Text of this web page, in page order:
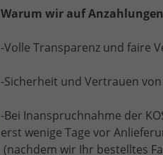
Highlights des Ford
Platz für bis zu 8–9
Flexible
Ideal für Shuttle,
Effiziente
Warum wir auf
-Volle Transparenz und faire
-Sicherheit und Vertrauen
-Bei Inanspruchnahme der
erst wenige Tage vor
(nachdem wir Ihr bestelltes